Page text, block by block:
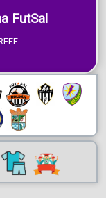
FutSal